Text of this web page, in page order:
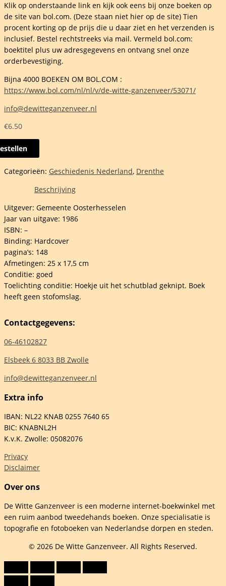
Klik op onderstaande link en kijk ook eens bij onze boeken op
de site van bol.com. (Deze staan niet hier op de site) Tien
procent korting op de prijs die u daar ziet en het verzenden is
inclusief. Bestel rechtstreeks via mail. Vermeld bol.com:
boektitel plus uw adresgegevens en ontvang snel onze
orderbevestiging.
Bijna 4000 BOEKEN OM BOL.COM :
https://www.bol.com/nl/nl/v/de-witte-ganzenveer/53071/
info@dewitteganzenveer.nl
€6.50
Categorieën: Geschiedenis Nederland, Drenthe
Beschrijving
Uitgever: Gemeente Oosterhesselen
Jaar van uitgave: 1986
ISBN: –
Binding: Hardcover
pagina’s: 148
Afmetingen: 25 x 17,5 cm
Conditie: goed
Toelichting conditie: Hoekje uit het schutblad geknipt. Boek
heeft geen stofomslag.
Contactgegevens:
06-46102827
Elsbeek 6 8033 BB Zwolle
info@dewitteganzenveer.nl
Extra info
IBAN: NL22 KNAB 0255 7640 65
BIC: KNABNL2H
K.v.K. Zwolle: 05082076
Privacy
Disclaimer
Over ons
De Witte Ganzenveer is een moderne internet-boekwinkel met
een ruim aanbod tweedehands boeken. Onze specialisatie is
topografie en fotoboeken van Nederlandse dorpen en steden.
© 2026 De Witte Ganzenveer. All Rights Reserved.